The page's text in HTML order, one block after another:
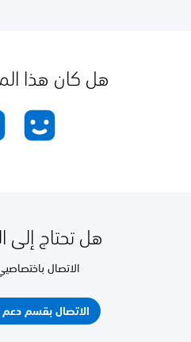
هل كان هذا
هل تحتاج إلى
الاتصال
الاتصال بقسم دعم PlayStation